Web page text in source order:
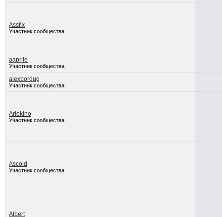
Assfix
Участник сообщества
aaprile
Участник сообщества
alexbordug
Участник сообщества
Arlekino
Участник сообщества
Ascold
Участник сообщества
Albert